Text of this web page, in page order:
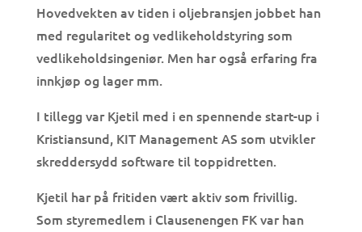
Hovedvekten av tiden i oljebransjen jobbet han
med regularitet og vedlikeholdstyring som
vedlikeholdsingeniør. Men har også erfaring fra
innkjøp og lager mm.
I tillegg var Kjetil med i en spennende start-up i
Kristiansund, KIT Management AS som utvikler
skreddersydd software til toppidretten.
Kjetil har på fritiden vært aktiv som frivillig.
Som styremedlem i Clausenengen FK var han